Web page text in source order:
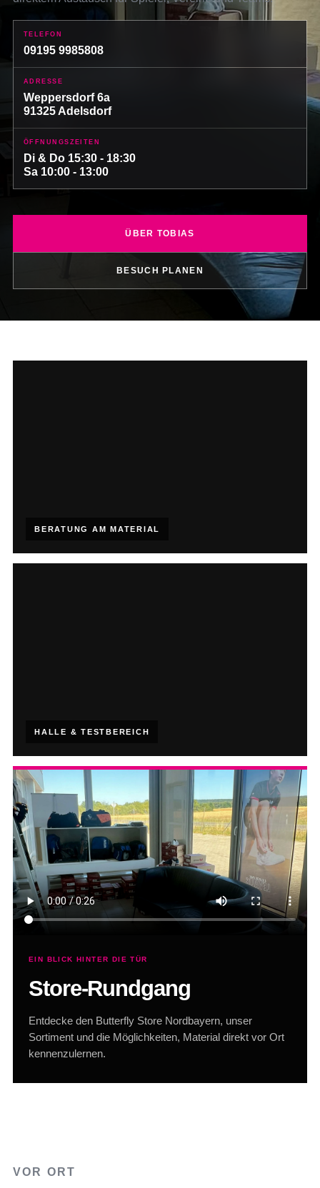
TELEFON
09195 9985808
ADRESSE
Weppersdorf 6a
91325 Adelsdorf
ÖFFNUNGSZEITEN
Di & Do 15:30 - 18:30
Sa 10:00 - 13:00
ÜBER TOBIAS
BESUCH PLANEN
BERATUNG AM MATERIAL
HALLE & TESTBEREICH
EIN BLICK HINTER DIE TÜR
Store-Rundgang
Entdecke den Butterfly Store Nordbayern, unser
Sortiment und die Möglichkeiten, Material direkt vor Ort
kennenzulernen.
VOR ORT